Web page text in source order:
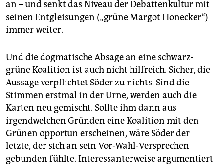
an – und senkt das Niveau der Debattenkultur mit
seinen Entgleisungen („grüne Margot Honecker“)
immer weiter.
Und die dogmatische Absage an eine schwarz-
grüne Koalition ist auch nicht hilfreich. Sicher, die
Aussage verpflichtet Söder zu nichts. Sind die
Stimmen erstmal in der Urne, werden auch die
Karten neu gemischt. Sollte ihm dann aus
irgendwelchen Gründen eine Koalition mit den
Grünen opportun erscheinen, wäre Söder der
letzte, der sich an sein Vor-Wahl-Versprechen
gebunden fühlte. Interessanterweise argumentiert